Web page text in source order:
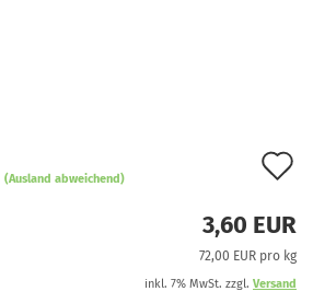
(Ausland abweichend)
3,60 EUR
72,00 EUR pro kg
inkl. 7% MwSt. zzgl. Versand